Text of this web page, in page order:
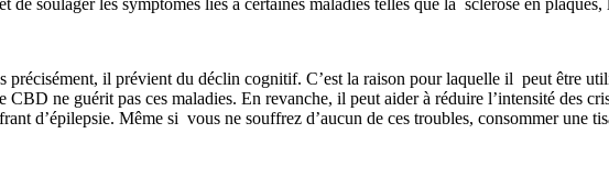
il prévient du déclin cognitif. C’est la raison pour laquelle il peut être
ne guérit pas ces maladies. En revanche, il peut aider à réduire l’intensité des
d’épilepsie. Même si vous ne souffrez d’aucun de ces troubles, consommer une